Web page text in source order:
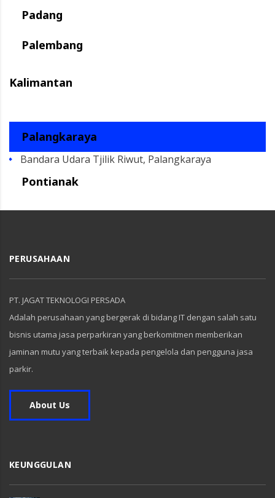
Padang
Palembang
Kalimantan
Palangkaraya
Bandara Udara Tjilik Riwut, Palangkaraya
Pontianak
PERUSAHAAN
PT. JAGAT TEKNOLOGI PERSADA
Adalah perusahaan yang bergerak di bidang IT dengan salah satu
bisnis utama jasa perparkiran yang berkomitmen memberikan
jaminan mutu yang terbaik kepada pengelola dan pengguna jasa
parkir.
About Us
KEUNGGULAN